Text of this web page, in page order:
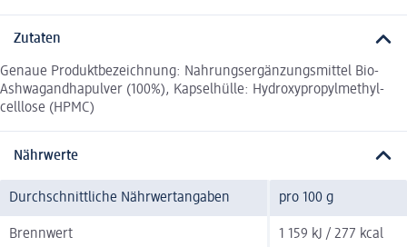
Zutaten
Genaue Produktbezeichnung: Nahrungsergänzungsmittel Bio-
Ashwagandhapulver (100%), Kapselhülle: Hydroxypropylmethyl-
celllose (HPMC)
Nährwerte
Durchschnittliche Nährwertangaben pro 100 g
Brennwert 1 159 kJ / 277 kcal